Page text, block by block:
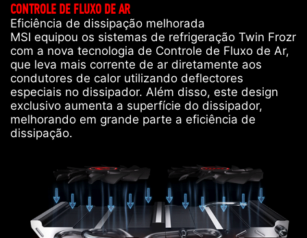
CONTROLE DE FLUXO DE AR
Eficiência de dissipação melhorada
MSI equipou os sistemas de refrigeração Twin Frozr
com a nova tecnologia de Controle de Fluxo de Ar,
que leva mais corrente de ar diretamente aos
condutores de calor utilizando deflectores
especiais no dissipador. Além disso, este design
exclusivo aumenta a superfície do dissipador,
melhorando em grande parte a eficiência de
dissipação.